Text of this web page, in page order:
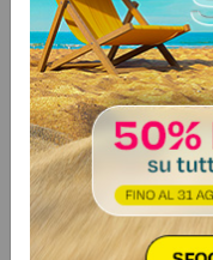
Obbligo
imprese
Le scadenze
variano in
delle
delle FAQ